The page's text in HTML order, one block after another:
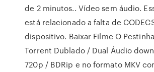
de 2 minutos.. Vídeo sem áudio.
está relacionado a falta de
dispositivo. Baixar Filme O
Torrent Dublado / Dual Áudio
720p / BDRip e no formato MKV